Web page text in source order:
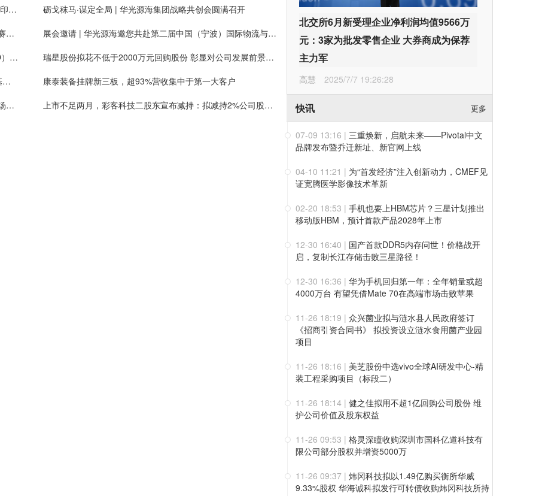
三协电机获泰康财险等机构调研：与全球消费级3D打印头部企业拓竹长期合作，有望获得大量新增客户需求
砺戈秣马·谋定全局 | 华光源海集团战略共创会圆满召开
艾斯迪：铝合金轻量化零部件业务提质扩量，新能源赛道占比持续提高
展会邀请 | 华光源海邀您共赴第二届中国（宁波）国际物流与供应链博览会，展位号：T01
智引未来·共赴AI时代 | 华光源海诚聘首席AI官（CAIO），共创智慧物流新未来！
瑞星股份拟花不低于2000万元回购股份 彰显对公司发展前景的信心
北交所邀8家公募基金座谈：促市场稳定健康发展，基金称上市公司质量持续提升
康泰装备挂牌新三板，超93%营收集中于第一大客户
高光新材挂牌新三板，通用、封装金属掩膜版国内市场份额排名第一
上市不足两月，彩客科技二股东宣布减持：拟减持2%公司股份约可套现5008万元
北交所6月新受理企业净利润均值9566万
元：3家为批发零售企业 大券商成为保荐
主力军
高慧 2025/7/7 19:26:28
快讯 更多
07-09 13:16 | 三重焕新，启航未来——Pivotal中文
品牌发布暨乔迁新址、新官网上线
04-10 11:21 | 为“首发经济”注入创新动力，CMEF见
证宽腾医学影像技术革新
02-20 18:53 | 手机也要上HBM芯片？三星计划推出
移动版HBM，预计首款产品2028年上市
12-30 16:40 | 国产首款DDR5内存问世！价格战开
启，复制长江存储击败三星路径！
12-30 16:36 | 华为手机回归第一年：全年销量或超
4000万台 有望凭借Mate 70在高端市场击败苹果
11-26 18:19 | 众兴菌业拟与涟水县人民政府签订
《招商引资合同书》 拟投资设立涟水食用菌产业园
项目
11-26 18:16 | 美芝股份中选vivo全球AI研发中心-精
装工程采购项目（标段二）
11-26 18:14 | 健之佳拟用不超1亿回购公司股份 维
护公司价值及股东权益
11-26 09:53 | 格灵深瞳收购深圳市国科亿道科技有
限公司部分股权并增资5000万
11-26 09:37 | 炜冈科技拟以1.49亿购买衡所华威
9.33%股权 华海诚科拟发行可转债收购炜冈科技所持